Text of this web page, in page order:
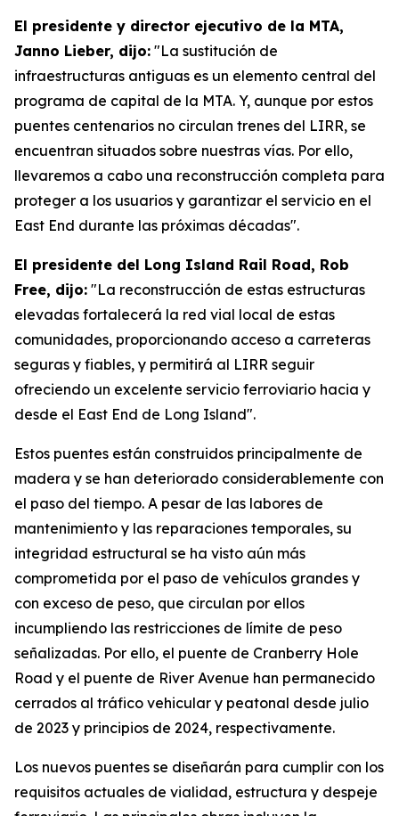
El presidente y director ejecutivo de la MTA,
Janno Lieber, dijo: "La sustitución de
infraestructuras antiguas es un elemento central del
programa de capital de la MTA. Y, aunque por estos
puentes centenarios no circulan trenes del LIRR, se
encuentran situados sobre nuestras vías. Por ello,
llevaremos a cabo una reconstrucción completa para
proteger a los usuarios y garantizar el servicio en el
East End durante las próximas décadas".
El presidente del Long Island Rail Road, Rob
Free, dijo: "La reconstrucción de estas estructuras
elevadas fortalecerá la red vial local de estas
comunidades, proporcionando acceso a carreteras
seguras y fiables, y permitirá al LIRR seguir
ofreciendo un excelente servicio ferroviario hacia y
desde el East End de Long Island".
Estos puentes están construidos principalmente de
madera y se han deteriorado considerablemente con
el paso del tiempo. A pesar de las labores de
mantenimiento y las reparaciones temporales, su
integridad estructural se ha visto aún más
comprometida por el paso de vehículos grandes y
con exceso de peso, que circulan por ellos
incumpliendo las restricciones de límite de peso
señalizadas. Por ello, el puente de Cranberry Hole
Road y el puente de River Avenue han permanecido
cerrados al tráfico vehicular y peatonal desde julio
de 2023 y principios de 2024, respectivamente.
Los nuevos puentes se diseñarán para cumplir con los
requisitos actuales de vialidad, estructura y despeje